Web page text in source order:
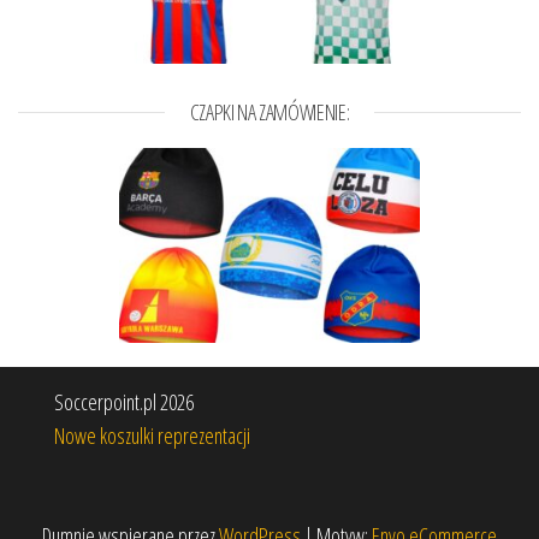
CZAPKI NA ZAMÓWIENIE:
Soccerpoint.pl 2026
Nowe koszulki reprezentacji